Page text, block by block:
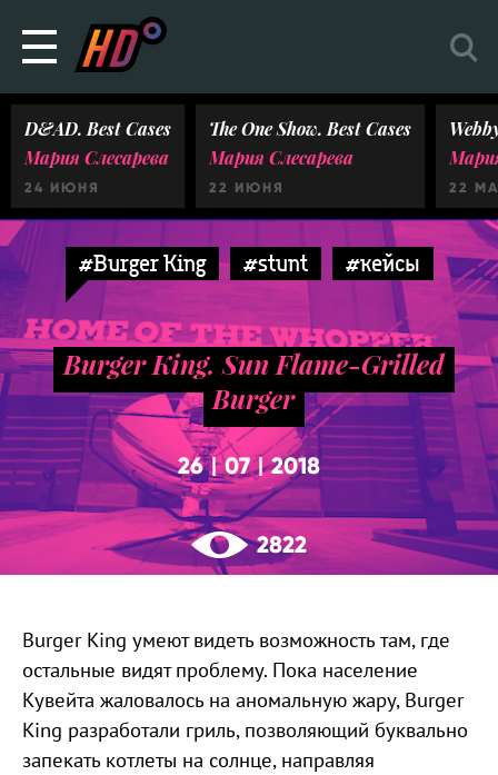
D&AD. Best Cases
Мария Слесарева
24 ИЮНЯ
The One Show. Best Cases
Мария Слесарева
22 ИЮНЯ 22
#Burger King #stunt #кейсы
Burger King. Sun Flame-Grilled
Burger
26|07|2018
2822
Burger King умеют видеть возможность там, где
остальные видят проблему. Пока население
Кувейта жаловалось на аномальную жару, Burger
King разработали гриль, позволяющий буквально
запекать котлеты на солнце, направляя